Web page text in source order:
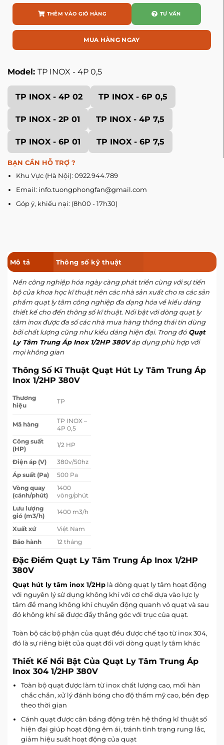
THÊM VÀO GIỎ HÀNG
MUA HÀNG NGAY
TƯ VẤN
Model: TP INOX - 4P 0,5
TP INOX - 4P 02 TP INOX - 6P 0,5
TP INOX - 2P 01 TP INOX - 4P 7,5
TP INOX - 6P 01 TP INOX - 6P 7,5
BẠN CẦN HỖ TRỢ ?
Khu Vực (Hà Nội): 0922.944.789
Email: info.tuongphongfan@gmail.com
Góp ý, khiếu nại: (8h00 - 17h30)
Mô tả Thông số kỹ thuật
Nền công nghiệp hóa ngày càng phát triển cùng với sự tiến
bộ của khoa học kĩ thuật nên các nhà sản xuất cho ra các sản
phẩm quạt ly tâm công nghiệp đa dạng hóa về kiểu dáng
thiết kế cho đến thông số kĩ thuật. Nổi bật với dòng quạt ly
tâm inox được đa số các nhà mua hàng thông thái tin dùng
bởi chất lượng cũng như kiểu dáng hiện đại. Trong đóQuạt
Ly Tâm Trung Áp Inox 1/2HP 380Váp dụng phù hợp với
mọi không gian
Thông Số Kĩ Thuật Quạt Hút Ly Tâm Trung Áp
Inox 1/2HP 380V
Thương
hiệu
TP
Mã hàng
TP INOX –
4P 0,5
Công suất
(HP)
1/2 HP
Điện áp (V)
380v/50hz
Áp suất (Pa)
500 Pa
Vòng quay
(cánh/phút)
1400
vòng/phút
Lưu lượng
gió (m3/h)
1400 m3/h
Xuất xứ
Việt Nam
Bảo hành
12 tháng
Đặc Điểm Quạt Ly Tâm Trung Áp Inox 1/2HP
380V
Quạt hút ly tâm inox 1/2Hp là dòng quạt ly tâm hoạt động
với nguyên lý sử dụng không khí với cơ chế dựa vào lực ly
tâm để mang không khí chuyển động quanh vỏ quạt và sau
đó không khí sẽ được đẩy thẳng góc với trục của quạt.
Toàn bộ các bộ phận của quạt đều được chế tạo từ inox 304,
đó là sự riêng biệt của quạt đối với dòng quạt ly tâm khác
Thiết Kế Nổi Bật Của Quạt Ly Tâm Trung Áp
Inox 304 1/2HP 380V
Toàn bộ quạt được làm từ inox chất lượng cao, mối hàn
chắc chắn, xử lý đánh bóng cho độ thẩm mỹ cao, bền đẹp
theo thời gian
Cánh quạt được cân bầng động trên hệ thống kĩ thuật số
hiện đại giúp hoạt động êm ái, tránh tình trạng rung lắc,
giảm hiệu suất hoạt động của quạt